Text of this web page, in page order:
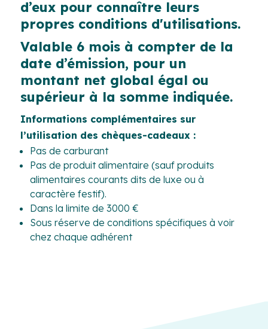
d’eux pour connaître leurs
propres conditions d'utilisations.
Valable 6 mois à compter de la
date d’émission, pour un
montant net global égal ou
supérieur à la somme indiquée.
Informations complémentaires sur
l’utilisation des chèques-cadeaux :
Pas de carburant
Pas de produit alimentaire (sauf produits
alimentaires courants dits de luxe ou à
caractère festif).
Dans la limite de 3000 €
Sous réserve de conditions spécifiques à voir
chez chaque adhérent